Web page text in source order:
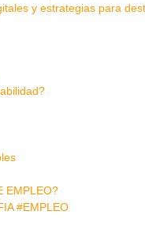
y estrategias para
EMPLEO?
#EMPLEO